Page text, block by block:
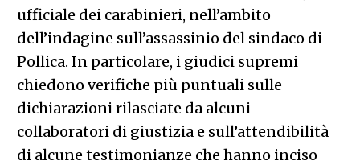
ufficiale dei carabinieri, nell’ambito
dell’indagine sull’assassinio del sindaco di
Pollica. In particolare, i giudici supremi
chiedono verifiche più puntuali sulle
dichiarazioni rilasciate da alcuni
collaboratori di giustizia e sull’attendibilità
di alcune testimonianze che hanno inciso